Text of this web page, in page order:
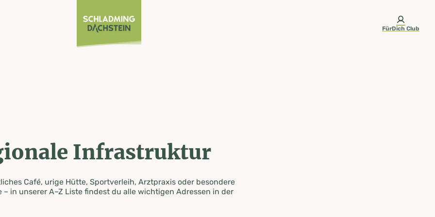
FürDich Club
Infrastruktur
Café, urige Hütte, Sportverleih, Arztpraxis oder besondere
– in unserer A–Z Liste findest du alle wichtigen Adressen in der